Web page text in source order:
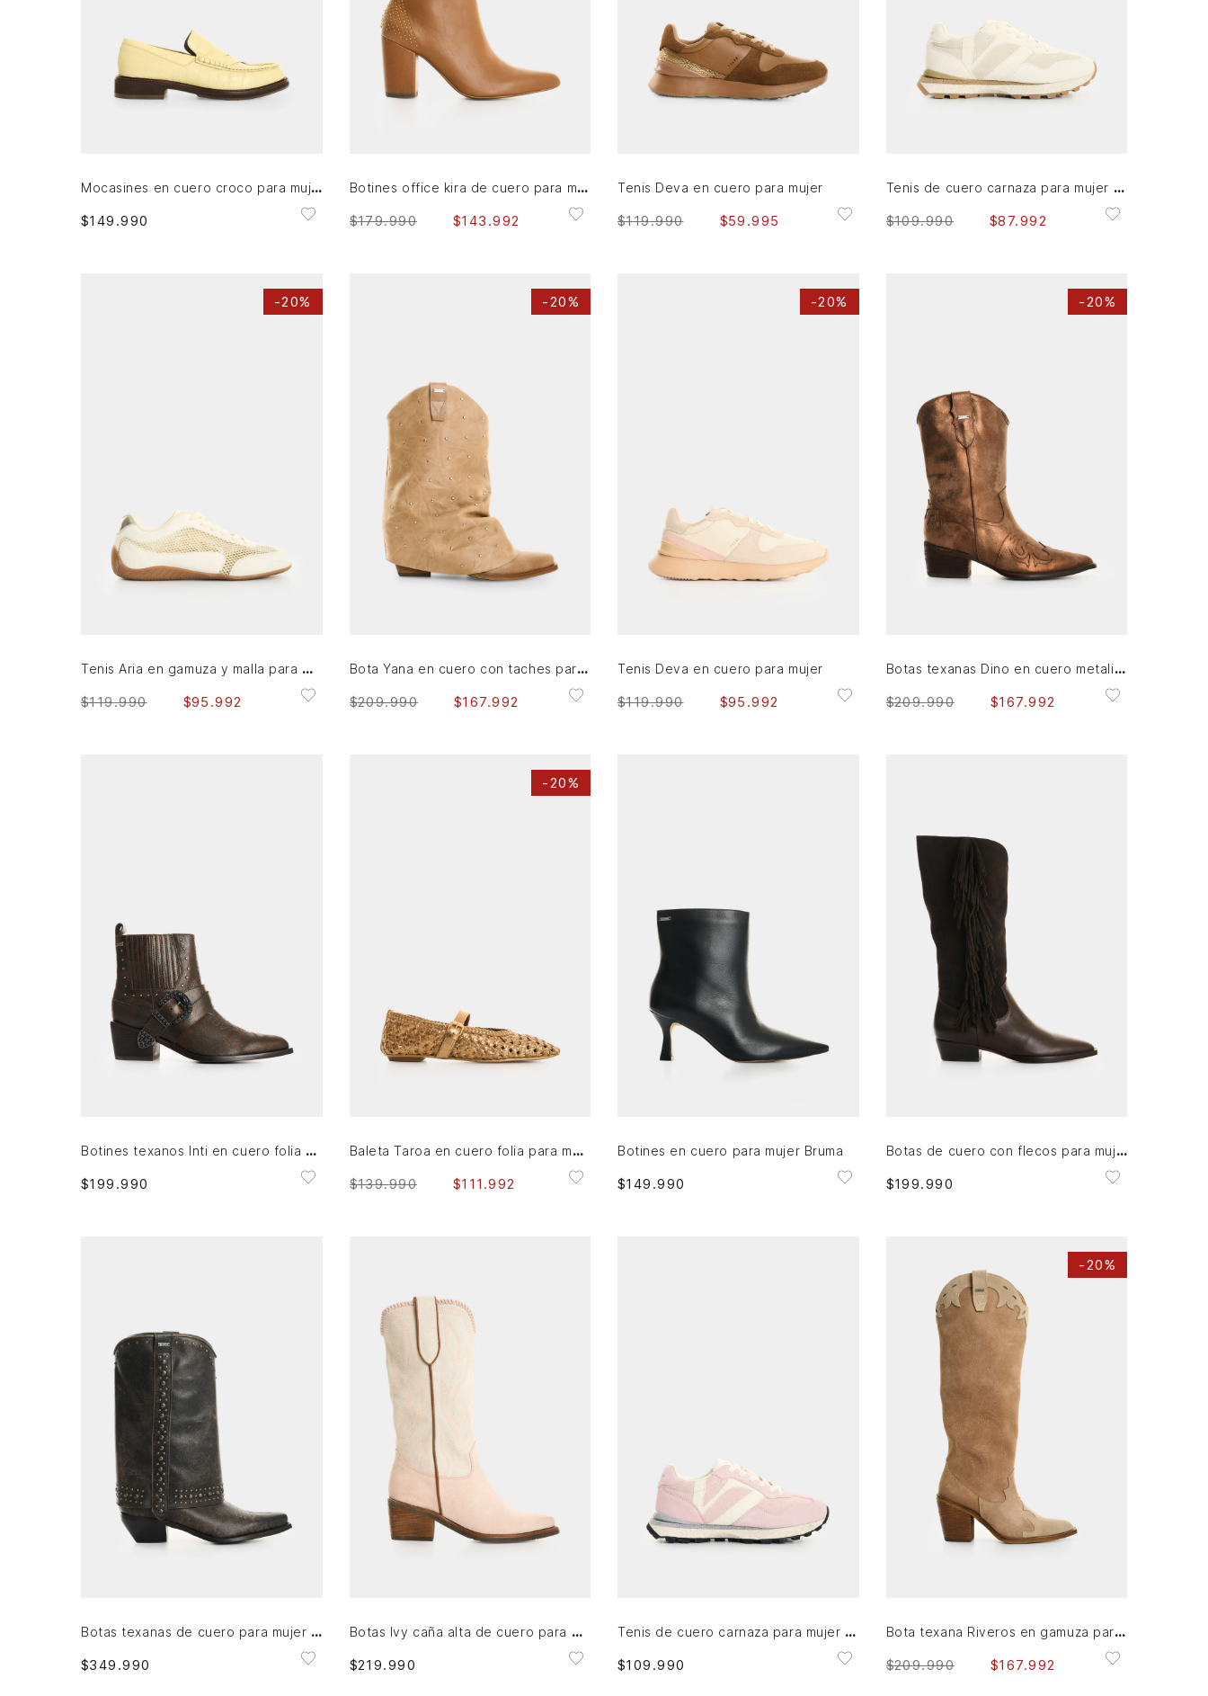
Mocasines en cuero croco para mujer
$149 .990
Botines office kira de cuero para mujer mini taches
$179.990 $143 .992
Tenis Deva en cuero para mujer
$119.990 $59 .995
Tenis de cuero carnaza para mujer Sahara
$109.990 $87.992
-20%
Tenis Aria en gamuza y malla para mujer
$119.990 $95 .992
-20%
Bota Yana en cuero con taches para mujer
$209.990 $167.992
-20%
Tenis Deva en cuero para mujer
$119.990 $95 .992
-20%
Botas texanas Dino en cuero metalizado para mujer
$209.990 $167.992
Botines texanos Inti en cuero folia para mujer
$199 .990
-20%
Baleta Taroa en cuero folia para mujer
$139.990 $111 .992
Botines en cuero para mujer Bruma
$149 .990
Botas de cuero con flecos para mujer Thani
$199.990
Botas texanas de cuero para mujer Wayra
$349 .990
Botas Ivy caña alta de cuero para mujer contraste
$219.990
Tenis de cuero carnaza para mujer Sahara
$109 .990
-20%
Bota texana Riveros en gamuza para mujer caña alta
$209.990 $167.992